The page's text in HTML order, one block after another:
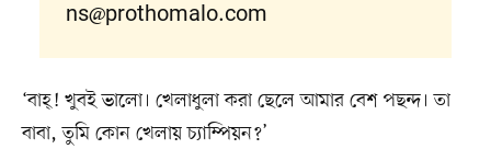
ns@prothomalo.com
‘বাহ্‌! খুবই ভালো। খেলাধুলা করা ছেলে আমার বেশ পছন্দ। তা
বাবা, তুমি কোন খেলায় চ্যাম্পিয়ন?’